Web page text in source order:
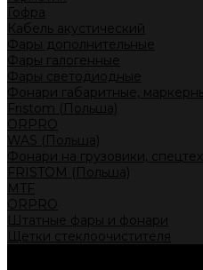
Гофра
Кабель акустический
Фары дополнительные
Фары галогенные
Фары светодиодные
Фонари габаритные,
Fristom (Польша)
ORPRO
WAS (Польша)
Фонари на грузовики,
FRISTOM (Польша)
MTF
ORPRO
Штатные фары и фонари
Щетки стеклоочистителя